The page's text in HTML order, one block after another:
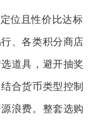
位且性价比达标
、各类积分商店
道具，避开抽奖
合货币类型控制
浪费。整套选购